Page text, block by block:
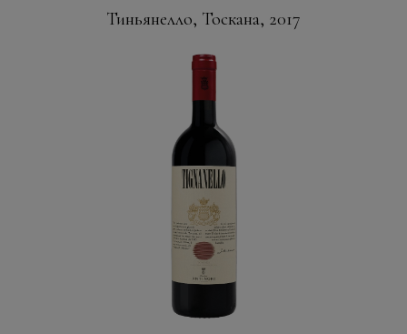
Тиньянелло, Тоскана, 2017